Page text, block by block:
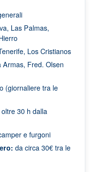
Las Palmas,
Los Cristianos
Armas, Fred. Olsen
(giornaliere tra le
30 h dalla
e furgoni
da circa 30€ tra le